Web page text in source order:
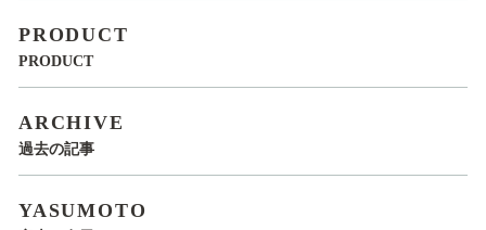
PRODUCT
PRODUCT
ARCHIVE
過去の記事
YASUMOTO